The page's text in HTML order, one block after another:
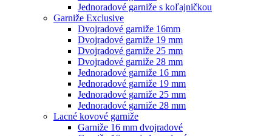
Jednoradové garniže s koľajničkou
Garniže Exclusive
Dvojradové garniže 16mm
Dvojradové garniže 19 mm
Dvojradové garniže 25 mm
Dvojradové garniže 28 mm
Jednoradové garniže 16 mm
Jednoradové garniže 19 mm
Jednoradové garniže 25 mm
Jednoradové garniže 28 mm
Lacné kovové garniže
Garniže 16 mm dvojradové